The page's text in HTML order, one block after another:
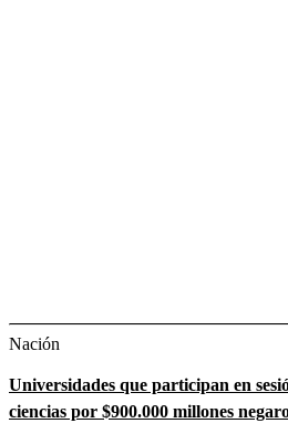
Nación
Universidades que participan en
ciencias por $900.000 millones